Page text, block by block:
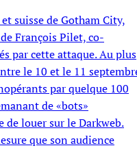
suisse de Gotham City,
François Pilet, co-
par cette attaque. Au plus
le 10 et le 11
par quelque 100
de «bots»
de louer sur le Darkweb.
que son audience